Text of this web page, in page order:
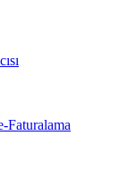
Faturalama